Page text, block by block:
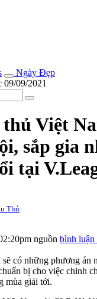
Ngày Đẹp
09/2021
Việt
sắp gia
tại
Thủ
nguồn bình luận
có những phương án
bị cho việc chinh
mùa giải tới.